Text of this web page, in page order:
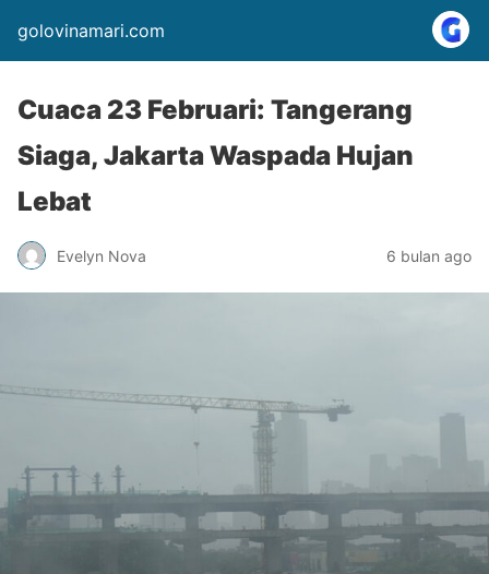
golovinamari.com
Cuaca 23 Februari: Tangerang
Siaga, Jakarta Waspada Hujan
Lebat
Evelyn Nova 6 bulan ago